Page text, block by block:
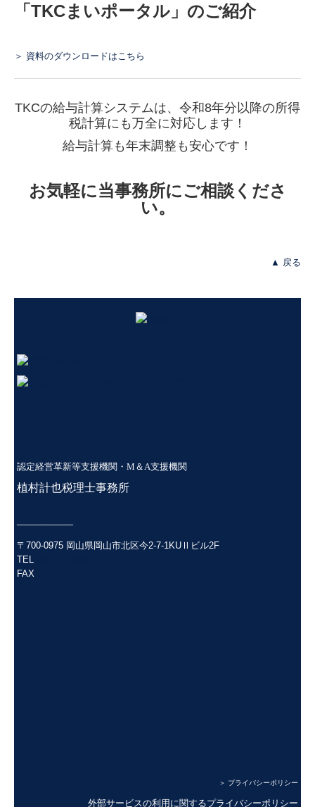
「TKCまいポータル」のご紹介
＞ 資料のダウンロードはこちら
TKCの給与計算システムは、令和8年分以降の所得
税計算にも万全に対応します！
給与計算も年末調整も安心です！
お気軽に当事務所にご相談くださ
い。
▲ 戻る
認定経営革新等支援機関・M＆A支援機関
植村計也税理士事務所
―――――
〒700-0975 岡山県岡山市北区今2-7-1KUⅡビル2F
TEL
FAX
＞ プライバシーポリシー
外部サービスの利用に関するプライバシーポリシー